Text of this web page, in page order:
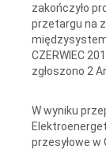
zakończyło
przetargu na
CZERWIEC
zgłoszono 2
W wyniku
przesyłowe w